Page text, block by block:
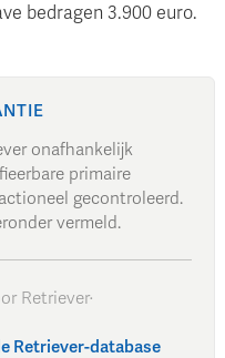
bedragen 3.900 euro.
onafhankelijk
primaire
gecontroleerd.
vermeld.
Retriever·
Retriever-database